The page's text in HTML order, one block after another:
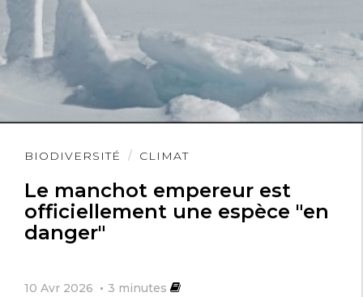
BIODIVERSITÉ CLIMAT
Le manchot empereur est
officiellement une espèce "en
danger"
10 Avr 2026 3 minutes
Lire